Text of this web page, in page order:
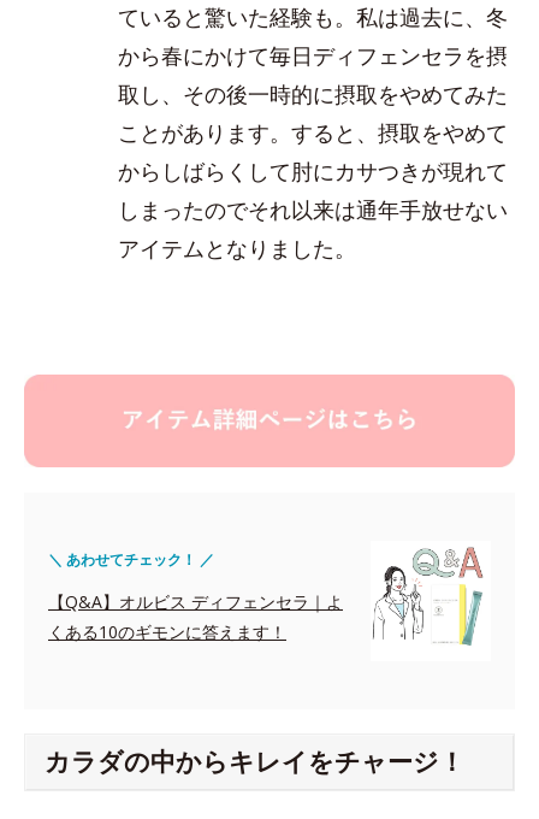
ていると驚いた経験も。私は過去に、冬
から春にかけて毎日ディフェンセラを摂
取し、その後一時的に摂取をやめてみた
ことがあります。すると、摂取をやめて
からしばらくして肘にカサつきが現れて
しまったのでそれ以来は通年手放せない
アイテムとなりました。
＼ あわせてチェック！ ／
【Q&A】オルビス ディフェンセラ｜よ
くある10のギモンに答えます！
カラダの中からキレイをチャージ！